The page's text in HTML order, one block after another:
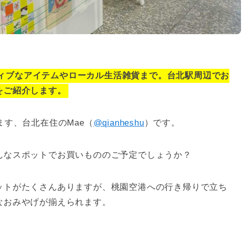
なアイテムやローカル生活雑貨まで。台北駅周辺でお
紹介します。
す、台北在住のMae（ @qianheshu）です。
スポットでお買いもののご予定でしょうか？
がたくさんありますが、桃園空港への行き帰りで立ち
みやげが揃えられます。